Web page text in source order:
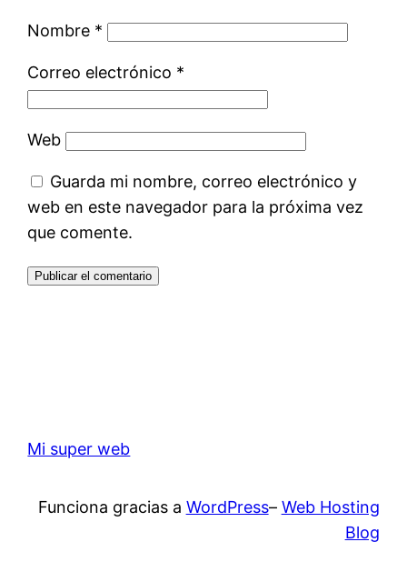
Nombre *
Correo electrónico *
Web
Guarda mi nombre, correo electrónico y
web en este navegador para la próxima vez
que comente.
Mi super web
Funciona gracias a WordPress– Web Hosting
Blog